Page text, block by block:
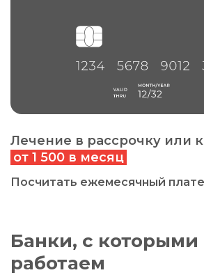
Лечение в рассрочку или
от 1 500 в месяц
Посчитать ежемесячный
Банки, с
работаем